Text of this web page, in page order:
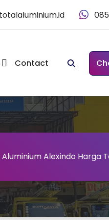
Contact
Alexindo Harga